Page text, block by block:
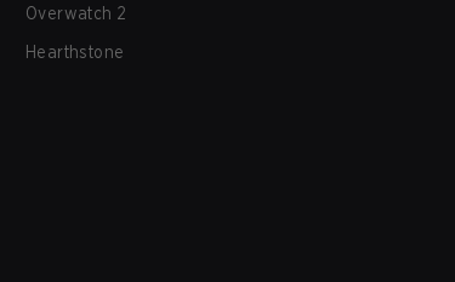
Overwatch 2
Hearthstone